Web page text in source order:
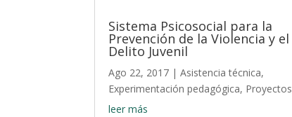
Sistema Psicosocial para la
Prevención de la Violencia y el
Delito Juvenil
Ago 22, 2017 |Asistencia técnica,
Experimentación pedagógica, Proyectos
leer más